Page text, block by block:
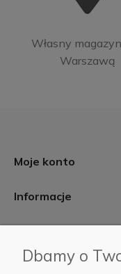
Własny
Warszawą
Moje konto
Informacje
AB Foto
Dbamy o